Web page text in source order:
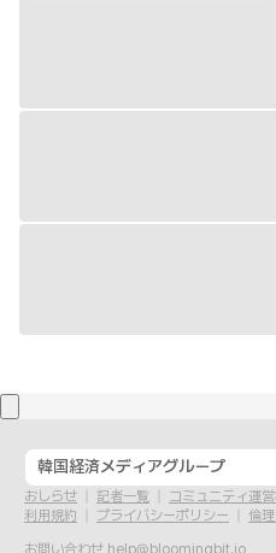
韓国経済メディアグループ
おしらせ 記者一覧
コミュニティ運
利用規約
プライバシーポリシー
倫
お問い合わせ help@bloomingbit.io